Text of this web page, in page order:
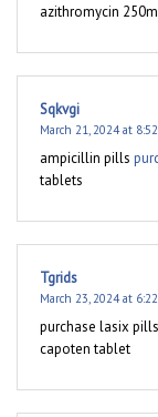
azithromycin
Sqkvgi
March 21, 2024 at
ampicillin pills
tablets
Tgrids
March 23, 2024 at
purchase lasix
capoten tablet